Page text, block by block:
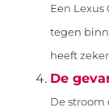
Een Lexus
tegen
heeft
De
De stroom